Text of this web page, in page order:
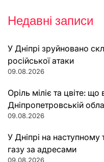
Недавні записи
У Дніпрі зруйновано
російської атаки
09.08.2026
Оріль міліє та цвіте:
Дніпропетровській
09.08.2026
У Дніпрі на наступному
газу за адресами
09.08.2026